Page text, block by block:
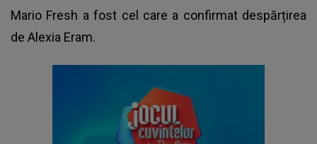
Mario Fresh a fost cel care a confirmat despărțirea
de Alexia Eram.